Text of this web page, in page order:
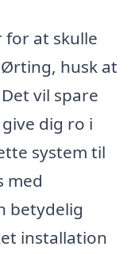
for at skulle
husk at
vil spare
dig ro i
system til
med
betydelig
installation